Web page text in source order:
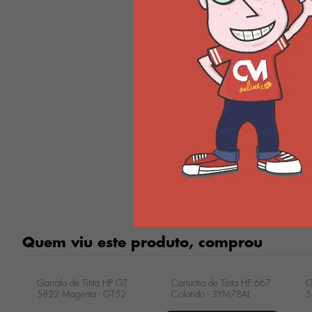
Quem viu este produto, comprou
Garrafa de Tinta HP GT
5822 Magenta - GT52
Cartucho de Tinta HP 667
Colorido - 3YM78AL